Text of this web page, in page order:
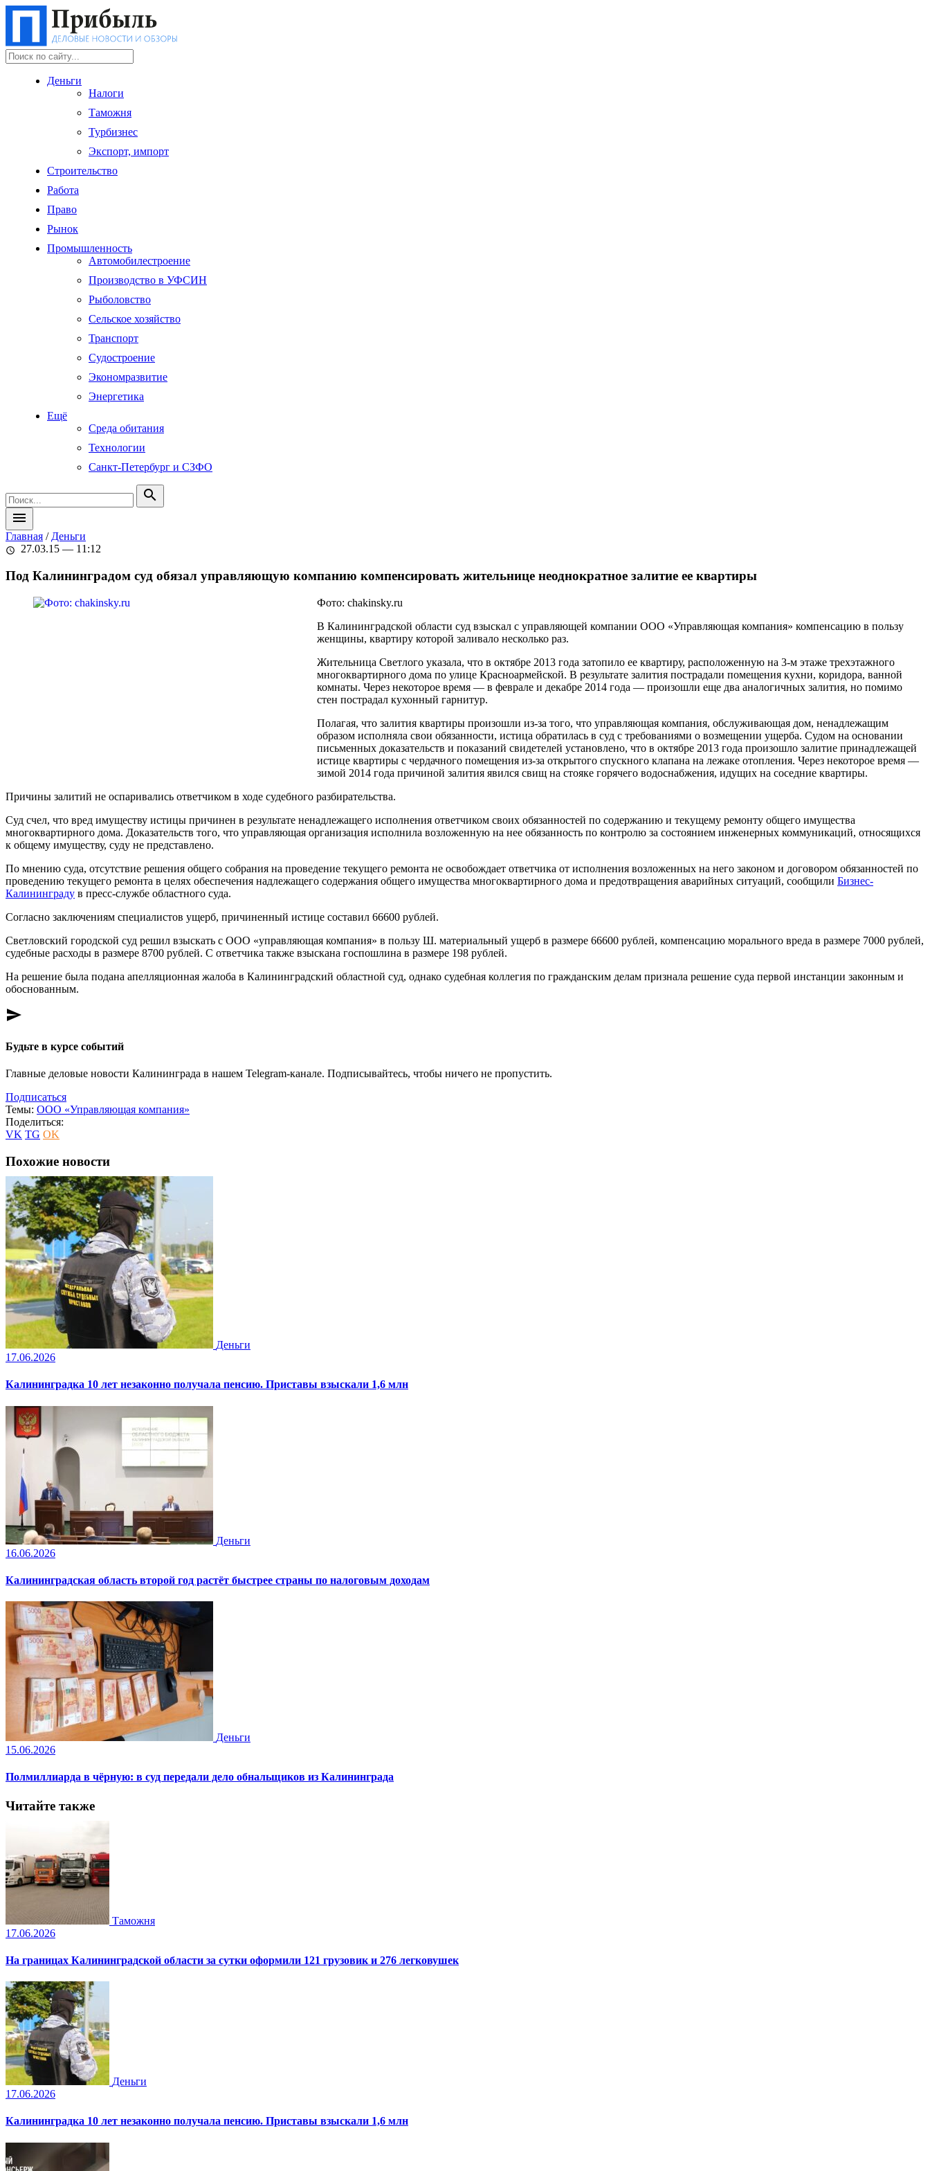
Деньги
Налоги
Таможня
Турбизнес
Экспорт, импорт
Строительство
Работа
Право
Рынок
Промышленность
Автомобилестроение
Производство в УФСИН
Рыболовство
Сельское хозяйство
Транспорт
Судостроение
Экономразвитие
Энергетика
Ещё
Среда обитания
Технологии
Санкт-Петербург и СЗФО
search
menu
Главная / Деньги
schedule 27.03.15 — 11:12
Под Калининградом суд обязал управляющую компанию компенсировать жительнице неоднократное залитие ее квартиры
Фото: chakinsky.ru
В Калининградской области суд взыскал с управляющей компании ООО «Управляющая компания» компенсацию в пользу
женщины, квартиру которой заливало несколько раз.
Жительница Светлого указала, что в октябре 2013 года затопило ее квартиру, расположенную на 3-м этаже трехэтажного
многоквартирного дома по улице Красноармейской. В результате залития пострадали помещения кухни, коридора, ванной
комнаты. Через некоторое время — в феврале и декабре 2014 года — произошли еще два аналогичных залития, но помимо
стен пострадал кухонный гарнитур.
Полагая, что залития квартиры произошли из-за того, что управляющая компания, обслуживающая дом, ненадлежащим
образом исполняла свои обязанности, истица обратилась в суд с требованиями о возмещении ущерба. Судом на основании
письменных доказательств и показаний свидетелей установлено, что в октябре 2013 года произошло залитие принадлежащей
истице квартиры с чердачного помещения из-за открытого спускного клапана на лежаке отопления. Через некоторое время —
зимой 2014 года причиной залития явился свищ на стояке горячего водоснабжения, идущих на соседние квартиры.
Причины залитий не оспаривались ответчиком в ходе судебного разбирательства.
Суд счел, что вред имуществу истицы причинен в результате ненадлежащего исполнения ответчиком своих обязанностей по содержанию и текущему ремонту общего имущества
многоквартирного дома. Доказательств того, что управляющая организация исполнила возложенную на нее обязанность по контролю за состоянием инженерных коммуникаций, относящихся
к общему имуществу, суду не представлено.
По мнению суда, отсутствие решения общего собрания на проведение текущего ремонта не освобождает ответчика от исполнения возложенных на него законом и договором обязанностей по
проведению текущего ремонта в целях обеспечения надлежащего содержания общего имущества многоквартирного дома и предотвращения аварийных ситуаций, сообщили Бизнес-
Калининграду в пресс-службе областного суда.
Согласно заключениям специалистов ущерб, причиненный истице составил 66600 рублей.
Светловский городской суд решил взыскать с ООО «управляющая компания» в пользу Ш. материальный ущерб в размере 66600 рублей, компенсацию морального вреда в размере 7000 рублей,
судебные расходы в размере 8700 рублей. С ответчика также взыскана госпошлина в размере 198 рублей.
На решение была подана апелляционная жалоба в Калининградский областной суд, однако судебная коллегия по гражданским делам признала решение суда первой инстанции законным и
обоснованным.
send
Будьте в курсе событий
Главные деловые новости Калининграда в нашем Telegram-канале. Подписывайтесь, чтобы ничего не пропустить.
Подписаться
Темы: ООО «Управляющая компания»
Поделиться:
VK TG OK
Похожие новости
Деньги
17.06.2026
Калининградка 10 лет незаконно получала пенсию. Приставы взыскали 1,6 млн
Деньги
16.06.2026
Калининградская область второй год растёт быстрее страны по налоговым доходам
Деньги
15.06.2026
Полмиллиарда в чёрную: в суд передали дело обнальщиков из Калининграда
Читайте также
Таможня
17.06.2026
На границах Калининградской области за сутки оформили 121 грузовик и 276 легковушек
Деньги
17.06.2026
Калининградка 10 лет незаконно получала пенсию. Приставы взыскали 1,6 млн